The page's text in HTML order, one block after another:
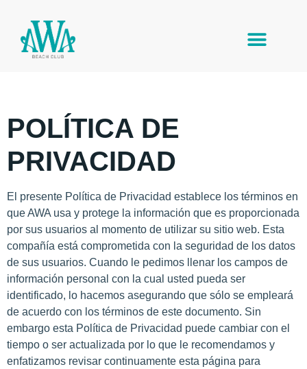
POLÍTICA DE
PRIVACIDAD
El presente Política de Privacidad establece los términos en
que AWA usa y protege la información que es proporcionada
por sus usuarios al momento de utilizar su sitio web. Esta
compañía está comprometida con la seguridad de los datos
de sus usuarios. Cuando le pedimos llenar los campos de
información personal con la cual usted pueda ser
identificado, lo hacemos asegurando que sólo se empleará
de acuerdo con los términos de este documento. Sin
embargo esta Política de Privacidad puede cambiar con el
tiempo o ser actualizada por lo que le recomendamos y
enfatizamos revisar continuamente esta página para